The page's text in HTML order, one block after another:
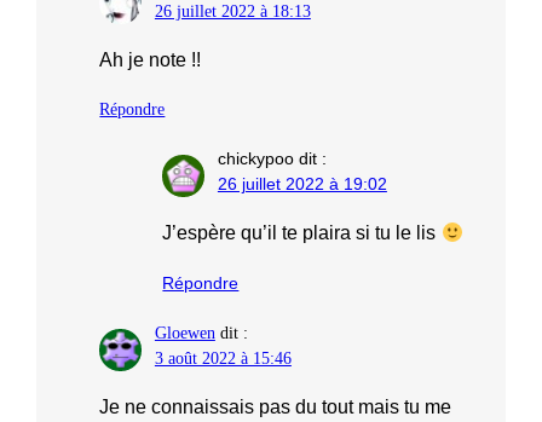
26 juillet 2022 à 18:13
Ah je note !!
Répondre
chickypoo dit :
26 juillet 2022 à 19:02
J’espère qu’il te plaira si tu le lis
Répondre
Gloewen dit :
3 août 2022 à 15:46
Je ne connaissais pas du tout mais tu me